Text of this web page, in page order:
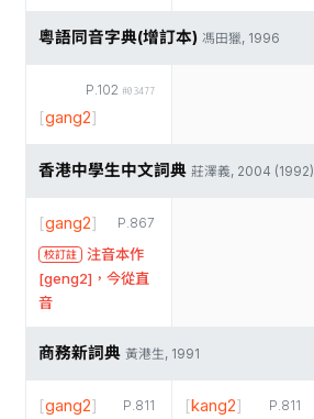
粵語同音字典(增訂本) 馮田獵, 1996
P.102 #03477
[gang2]
香港中學生中文詞典 莊澤義, 2004 (1992)
P.867
[gang2]
校訂註
注音本作
[geng2]，今從直
音
商務新詞典 黃港生, 1991
P.811
[gang2] P.811
[kang2]